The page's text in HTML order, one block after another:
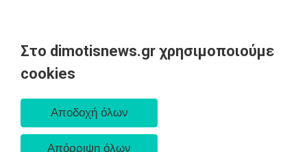
Στο dimotisnews.gr χρησιμοποιούμε
cookies
AΡΧΙΚΗ
ΕΙΔΗΣΕΙΣ
ΠΟΛΙΤΙΚΗ